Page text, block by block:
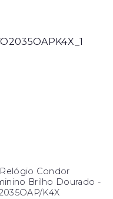
Condor
Brilho Dourado -
K4X